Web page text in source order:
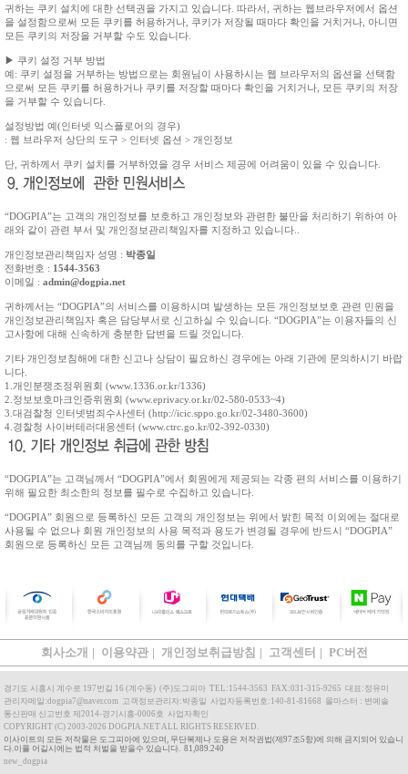
귀하는 쿠키 설치에 대한 선택권을 가지고 있습니다. 따라서, 귀하는 웹브라우저에서 옵션
을 설정함으로써 모든 쿠키를 허용하거나, 쿠키가 저장될 때마다 확인을 거치거나, 아니면
모든 쿠키의 저장을 거부할 수도 있습니다.
▶ 쿠키 설정 거부 방법
예: 쿠키 설정을 거부하는 방법으로는 회원님이 사용하시는 웹 브라우저의 옵션을 선택함
으로써 모든 쿠키를 허용하거나 쿠키를 저장할 때마다 확인을 거치거나, 모든 쿠키의 저장
을 거부할 수 있습니다.
설정방법 예(인터넷 익스플로어의 경우)
: 웹 브라우저 상단의 도구 > 인터넷 옵션 > 개인정보
단, 귀하께서 쿠키 설치를 거부하였을 경우 서비스 제공에 어려움이 있을 수 있습니다.
“DOGPIA”는 고객의 개인정보를 보호하고 개인정보와 관련한 불만을 처리하기 위하여 아
래와 같이 관련 부서 및 개인정보관리책임자를 지정하고 있습니다..
개인정보관리책임자 성명 : 박종일
전화번호 : 1544-3563
이메일 : admin@dogpia.net
귀하께서는 “DOGPIA”의 서비스를 이용하시며 발생하는 모든 개인정보보호 관련 민원을
개인정보관리책임자 혹은 담당부서로 신고하실 수 있습니다. “DOGPIA”는 이용자들의 신
고사항에 대해 신속하게 충분한 답변을 드릴 것입니다.
기타 개인정보침해에 대한 신고나 상담이 필요하신 경우에는 아래 기관에 문의하시기 바랍
니다.
1.개인분쟁조정위원회 (www.1336.or.kr/1336)
2.정보보호마크인증위원회 (www.eprivacy.or.kr/02-580-0533~4)
3.대검찰청 인터넷범죄수사센터 (http://icic.sppo.go.kr/02-3480-3600)
4.경찰청 사이버테러대응센터 (www.ctrc.go.kr/02-392-0330)
“DOGPIA”는 고객님께서 “DOGPIA”에서 회원에게 제공되는 각종 편의 서비스를 이용하기
위해 필요한 최소한의 정보를 필수로 수집하고 있습니다.
“DOGPIA” 회원으로 등록하신 모든 고객의 개인정보는 위에서 밝힌 목적 이외에는 절대로
사용될 수 없으나 회원 개인정보의 사용 목적과 용도가 변경될 경우에 반드시 “DOGPIA”
회원으로 등록하신 모든 고객님께 동의를 구할 것입니다.
회사소개 | 이용약관 | 개인정보취급방침 | 고객센터 | PC버전
경기도 시흥시 계수로 197번길 16 (계수동) (주)도그피아 TEL:1544-3563 FAX:031-315-9265 대표:정유미
관리자메일:dogpia7@naver.com 고객정보관리자:박종일 사업자등록번호:140-81-81668 몰마스터 : 변예솔
통신판매 신고번호 제2014-경기시흥-0006호 사업자확인
COPYRIGHT (C) 2003-2026 DOGPIA.NET ALL RIGHTS RESERVED.
이사이트의 모든 저작물은 도그피아에 있으며, 무단복제나 도용은 저작권법(제97조5항)에 의해 금지되어 있습니
다.이를 어길시에는 법적 처벌을 받을수 있습니다. 81,089.240
new_dogpia